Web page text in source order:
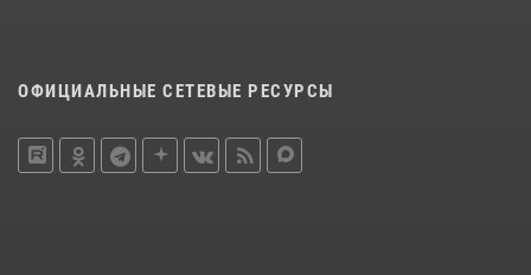
ОФИЦИАЛЬНЫЕ СЕТЕВЫЕ РЕСУРСЫ